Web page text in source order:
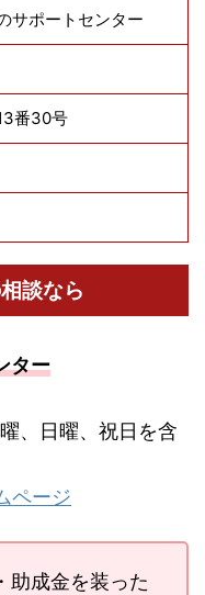
サポートセンター
番30号
談なら
ター
、日曜、祝日を含
ページ
助成金を装った